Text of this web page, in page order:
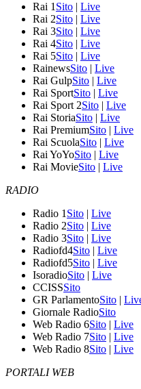
Rai 1 Sito | Live
Rai 2Sito | Live
Rai 3Sito | Live
Rai 4Sito | Live
Rai 5Sito | Live
RainewsSito | Live
Rai GulpSito | Live
Rai SportSito | Live
Rai Sport 2Sito | Live
Rai StoriaSito | Live
Rai PremiumSito | Live
Rai ScuolaSito | Live
Rai YoYoSito | Live
Rai MovieSito | Live
RADIO
Radio 1 Sito | Live
Radio 2Sito | Live
Radio 3Sito | Live
Radiofd4Sito | Live
Radiofd5Sito | Live
IsoradioSito | Live
CCISSSito
GR ParlamentoSito |
Giornale RadioSito
Web Radio 6Sito | Live
Web Radio 7Sito | Live
Web Radio 8Sito | Live
PORTALI WEB